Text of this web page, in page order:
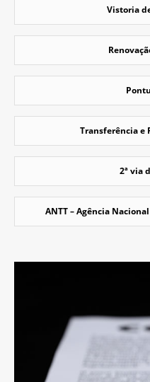
Vistoria
Transferência e
2ª via
ANTT – Agência